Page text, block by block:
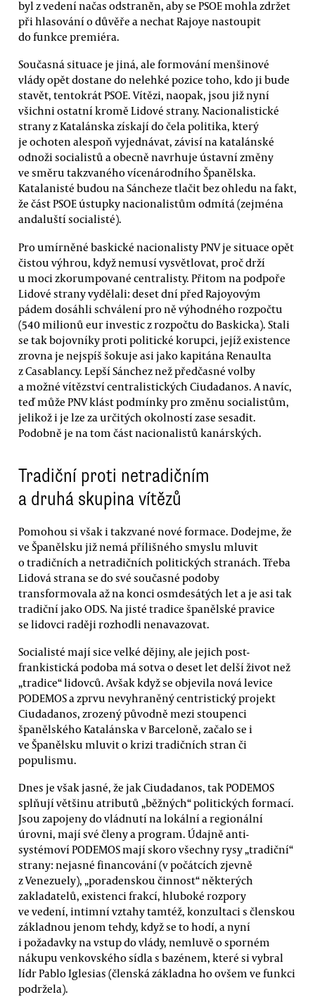
byl z vedení načas odstraněn, aby se PSOE mohla zdržet
při hlasování o důvěře a nechat Rajoye nastoupit
do funkce premiéra.
Současná situace je jiná, ale formování menšinové
vlády opět dostane do nelehké pozice toho, kdo ji bude
stavět, tentokrát PSOE. Vítězi, naopak, jsou již nyní
všichni ostatní kromě Lidové strany. Nacionalistické
strany z Katalánska získají do čela politika, který
je ochoten alespoň vyjednávat, závisí na katalánské
odnoži socialistů a obecně navrhuje ústavní změny
ve směru takzvaného vícenárodního Španělska.
Katalanisté budou na Sáncheze tlačit bez ohledu na fakt,
že část PSOE ústupky nacionalistům odmítá (zejména
andaluští socialisté).
Pro umírněné baskické nacionalisty PNV je situace opět
čistou výhrou, když nemusí vysvětlovat, proč drží
u moci zkorumpované centralisty. Přitom na podpoře
Lidové strany vydělali: deset dní před Rajoyovým
pádem dosáhli schválení pro ně výhodného rozpočtu
(540 milionů eur investic z rozpočtu do Baskicka). Stali
se tak bojovníky proti politické korupci, jejíž existence
zrovna je nejspíš šokuje asi jako kapitána Renaulta
z Casablancy. Lepší Sánchez než předčasné volby
a možné vítězství centralistických Ciudadanos. A navíc,
teď může PNV klást podmínky pro změnu socialistům,
jelikož i je lze za určitých okolností zase sesadit.
Podobně je na tom část nacionalistů kanárských.
Tradiční proti netradičním
a druhá skupina vítězů
Pomohou si však i takzvané nové formace. Dodejme, že
ve Španělsku již nemá přílišného smyslu mluvit
o tradičních a netradičních politických stranách. Třeba
Lidová strana se do své současné podoby
transformovala až na konci osmdesátých let a je asi tak
tradiční jako ODS. Na jisté tradice španělské pravice
se lidovci raději rozhodli nenavazovat.
Socialisté mají sice velké dějiny, ale jejich post-
frankistická podoba má sotva o deset let delší život než
„tradice“ lidovců. Avšak když se objevila nová levice
PODEMOS a zprvu nevyhraněný centristický projekt
Ciudadanos, zrozený původně mezi stoupenci
španělského Katalánska v Barceloně, začalo se i
ve Španělsku mluvit o krizi tradičních stran či
populismu.
Dnes je však jasné, že jak Ciudadanos, tak PODEMOS
splňují většinu atributů „běžných“ politických formací.
Jsou zapojeny do vládnutí na lokální a regionální
úrovni, mají své členy a program. Údajně anti-
systémoví PODEMOS mají skoro všechny rysy „tradiční“
strany: nejasné financování (v počátcích zjevně
z Venezuely), „poradenskou činnost“ některých
zakladatelů, existenci frakcí, hluboké rozpory
ve vedení, intimní vztahy tamtéž, konzultaci s členskou
základnou jenom tehdy, když se to hodí, a nyní
i požadavky na vstup do vlády, nemluvě o sporném
nákupu venkovského sídla s bazénem, které si vybral
lídr Pablo Iglesias (členská základna ho ovšem ve funkci
podržela).